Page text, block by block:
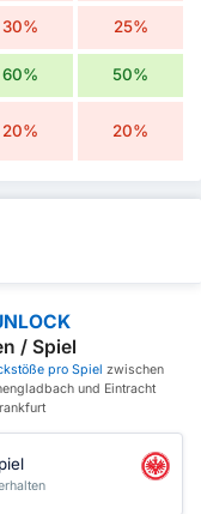
30% 25%
60% 50%
20% 20%
/ Spiel
pro Spiel zwischen
und Eintracht